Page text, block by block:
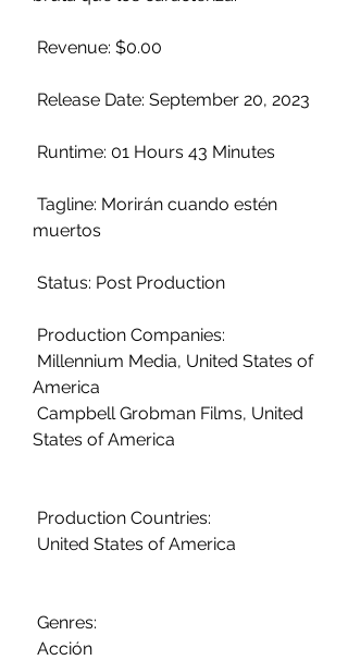
Revenue: $0.00
Release Date: September 20, 2023
Runtime: 01 Hours 43 Minutes
muertos
Status: Post Production
Production Companies:
America
States of America
Production Countries:
United States of America
Genres:
Acción